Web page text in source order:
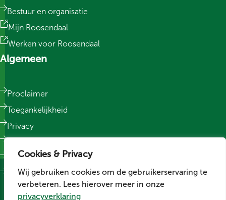
Cookies & Privacy
Wij gebruiken cookies om de gebruikerservaring te
verbeteren. Lees hierover meer in onze
privacyverklaring
Bestuur en organisatie
Mijn Roosendaal
Werken voor Roosendaal
Algemeen
Proclaimer
Toegankelijkheid
Privacy
Sitemap
Cookievoorkeuren wijzigen
Social media